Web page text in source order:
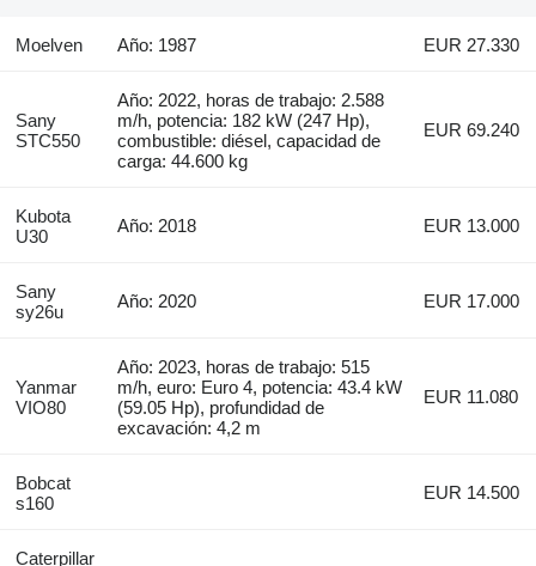
Moelven Año: 1987 EUR 27.330
Sany
STC550
Año: 2022, horas de trabajo: 2.588
m/h, potencia: 182 kW (247 Hp),
combustible: diésel, capacidad de
carga: 44.600 kg
EUR 69.240
Kubota
U30
Año: 2018 EUR 13.000
Sany
sy26u
Año: 2020 EUR 17.000
Yanmar
VIO80
Año: 2023, horas de trabajo: 515
m/h, euro: Euro 4, potencia: 43.4 kW
(59.05 Hp), profundidad de
excavación: 4,2 m
EUR 11.080
Bobcat
s160
EUR 14.500
Caterpillar